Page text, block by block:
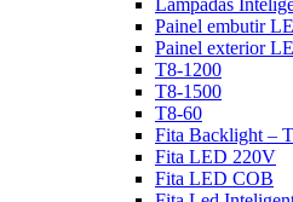
Painel embutir
Painel exterior
T8-1200
T8-1500
T8-60
Fita Backlight –
Fita LED 220V
Fita LED COB